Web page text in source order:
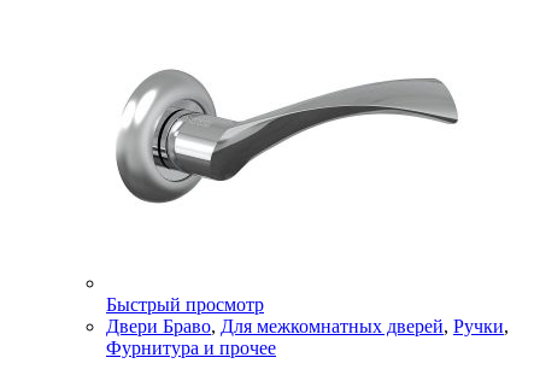
Быстрый просмотр
Двери Браво, Для межкомнатных дверей, Ручки,
Фурнитура и прочее